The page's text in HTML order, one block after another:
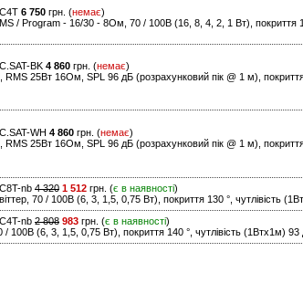
6 750 грн. (немає)
/ Program - 16/30 - 8Ом, 70 / 100В (16, 8, 4, 2, 1 Вт), покриття
BK 4 860 грн. (немає)
25Вт 16Ом, SPL 96 дБ (розрахунковий пік @ 1 м),
WH 4 860 грн. (немає)
25Вт 16Ом, SPL 96 дБ (розрахунковий пік @ 1 м),
nb 4 320 1 512 грн. (є в наявності)
70 / 100В (6, 3, 1,5, 0,75 Вт), покриття 130 °, чутлівість
nb 2 808 983 грн. (є в наявності)
100В (6, 3, 1,5, 0,75 Вт), покриття 140 °, чутлівість (1Втх1м)